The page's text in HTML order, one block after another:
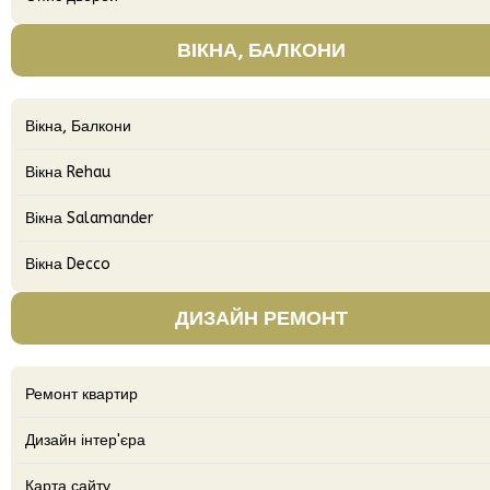
ВІКНА, БАЛКОНИ
Вікна, Балкони
Вікна Rehau
Вікна Salamander
Вікна Decco
ДИЗАЙН РЕМОНТ
Ремонт квартир
Дизайн інтер'єра
Карта сайту